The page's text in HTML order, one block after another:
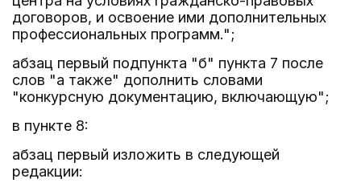
договоров, и освоение ими дополнительных
профессиональных программ.";
абзац первый подпункта "б" пункта 7 после
слов "а также" дополнить словами
"конкурсную документацию, включающую";
в пункте 8:
абзац первый изложить в следующей
редакции: